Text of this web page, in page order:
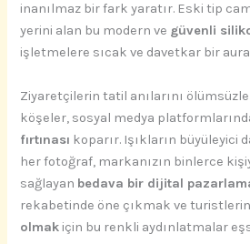
inanılmaz bir fark yaratır. Eski tip
yerini alan bu modern ve güvenli
işletmelere sıcak ve davetkar bir aura
Ziyaretçilerin tatil anılarını
köşeler, sosyal medya
fırtınası koparır. Işıkların büyüleyici
her fotoğraf, markanızın binlerce
sağlayan bedava bir dijital
rekabetinde öne çıkmak ve
olmak için bu renkli aydınlatmalar